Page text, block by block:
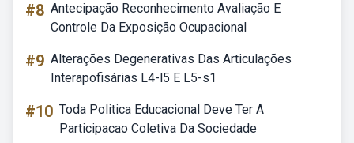
#8 Antecipação Reconhecimento Avaliação E
Controle Da Exposição Ocupacional
#9 Alterações Degenerativas Das Articulações
Interapofisárias L4-l5 E L5-s1
#10 Toda Politica Educacional Deve Ter A
Participacao Coletiva Da Sociedade